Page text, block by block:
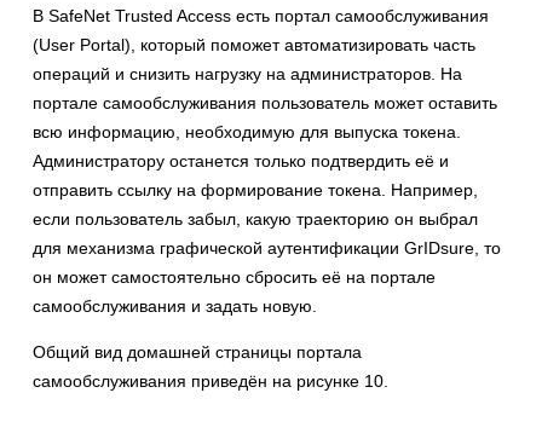
В SafeNet Trusted Access есть портал самообслуживания
(User Portal), который поможет автоматизировать часть
операций и снизить нагрузку на администраторов. На
портале самообслуживания пользователь может оставить
всю информацию, необходимую для выпуска токена.
Администратору останется только подтвердить её и
отправить ссылку на формирование токена. Например,
если пользователь забыл, какую траекторию он выбрал
для механизма графической аутентификации GrIDsure, то
он может самостоятельно сбросить её на портале
самообслуживания и задать новую.
Общий вид домашней страницы портала
самообслуживания приведён на рисунке 10.